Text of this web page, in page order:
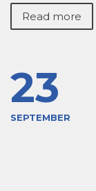
Read more
23
SEPTEMBER